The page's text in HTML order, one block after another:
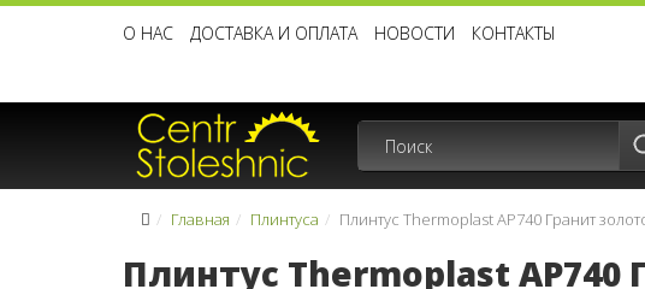
О НАС ДОСТАВКА И ОПЛАТА НОВОСТИ
КОНТАКТЫ
Главная Плинтуса Плинтус Thermoplast AP740 Гранит
Плинтус Thermoplast AP740